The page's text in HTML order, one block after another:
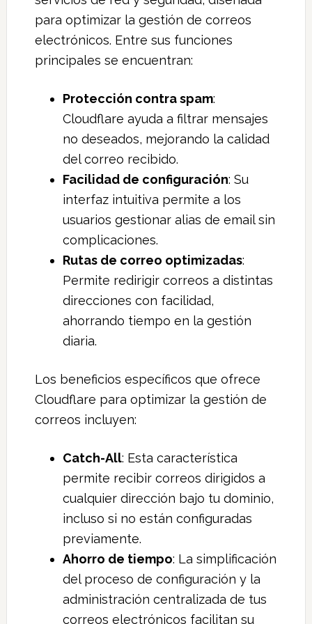
para optimizar la gestión de correos
electrónicos. Entre sus funciones
principales se encuentran:
Protección contra spam:
Cloudflare ayuda a filtrar mensajes
no deseados, mejorando la calidad
del correo recibido.
Facilidad de configuración: Su
interfaz intuitiva permite a los
usuarios gestionar alias de email sin
complicaciones.
Rutas de correo optimizadas:
Permite redirigir correos a distintas
direcciones con facilidad,
ahorrando tiempo en la gestión
diaria.
Los beneficios específicos que ofrece
Cloudflare para optimizar la gestión de
correos incluyen:
Catch-All: Esta característica
permite recibir correos dirigidos a
cualquier dirección bajo tu dominio,
incluso si no están configuradas
previamente.
Ahorro de tiempo: La simplificación
del proceso de configuración y la
administración centralizada de tus
correos electrónicos facilitan su